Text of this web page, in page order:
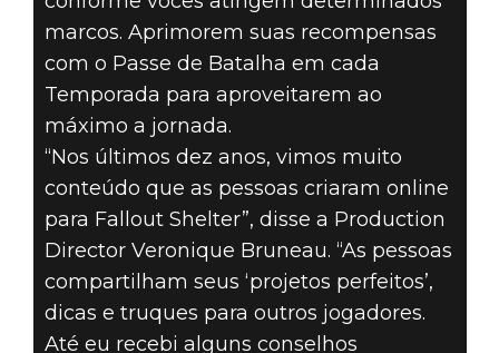
marcos. Aprimorem suas recompensas
com o Passe de Batalha em cada
Temporada para aproveitarem ao
máximo a jornada.
“Nos últimos dez anos, vimos muito
conteúdo que as pessoas criaram online
para Fallout Shelter”, disse a Production
Director Veronique Bruneau. “As pessoas
compartilham seus ‘projetos perfeitos’,
dicas e truques para outros jogadores.
Até eu recebi alguns conselhos